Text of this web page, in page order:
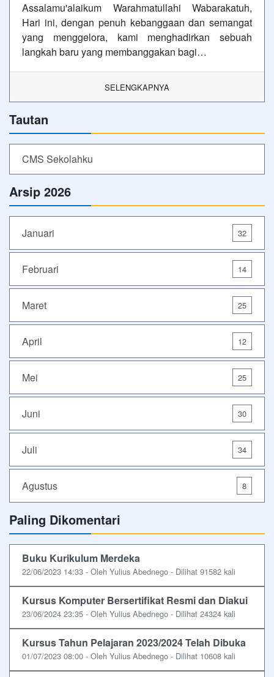
Assalamu'alaikum Warahmatullahi Wabarakatuh,
Hari ini, dengan penuh kebanggaan dan semangat
yang menggelora, kami menghadirkan sebuah
langkah baru yang membanggakan bagi…
SELENGKAPNYA
Tautan
CMS Sekolahku
Arsip 2026
Januari 32
Februari 14
Maret 25
April 12
Mei 25
Juni 30
Juli 34
Agustus 8
Paling Dikomentari
Buku Kurikulum Merdeka
22/06/2023 14:33 - Oleh Yulius Abednego - Dilihat 91582 kali
Kursus Komputer Bersertifikat Resmi dan Diakui
23/06/2024 23:35 - Oleh Yulius Abednego - Dilihat 24324 kali
Kursus Tahun Pelajaran 2023/2024 Telah Dibuka
01/07/2023 08:00 - Oleh Yulius Abednego - Dilihat 10608 kali